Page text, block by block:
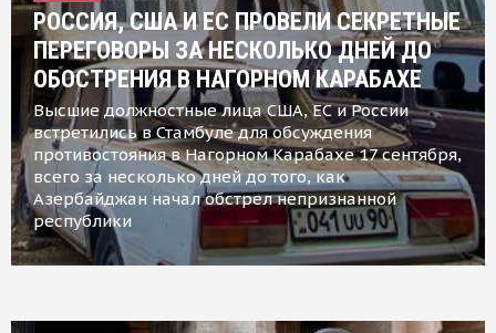
РОССИЯ, США И ЕС ПРОВЕЛИ СЕКРЕТНЫЕ
ПЕРЕГОВОРЫ ЗА НЕСКОЛЬКО ДНЕЙ ДО
ОБОСТРЕНИЯ В НАГОРНОМ КАРАБАХЕ
Высшие должностные лица США, ЕС и России
встретились в Стамбуле для обсуждения
противостояния в Нагорном Карабахе 17 сентября,
всего за несколько дней до того, как
Азербайджан начал обстрел непризнанной
республики